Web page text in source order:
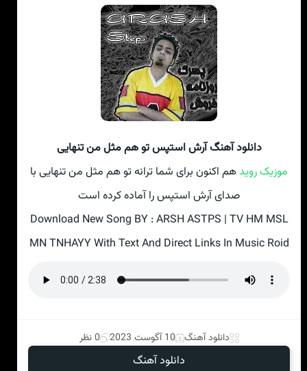
دانلود آهنگ آرش استپس تو هم مثل من تنهایی
موزیک رویدهم اکنون برای شما ترانه تو هم مثل من تنهایی با
صدای آرش استپس را آماده کرده است
Download New Song BY : ARSH ASTPS | TV HM MSL
MN TNHAYY With Text And Direct Links In Music Roid
دانلود آهنگ 10 آگوست 2023 0 نظر
دانلود آهنگ